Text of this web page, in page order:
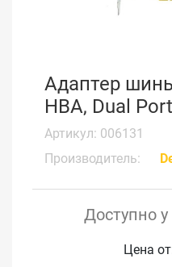
Адаптер
HBA, Dual Port
Артикул: 006131
Производитель:
Доступно
Цена